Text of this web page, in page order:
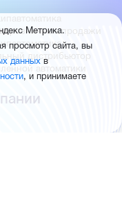
розничные продажи
–
дистрибьютор
автоматики
Метрика.
просмотр сайта, вы
данных в
, и принимаете